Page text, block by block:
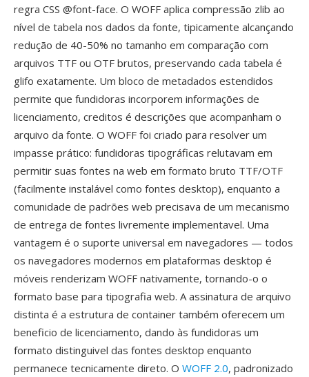
regra CSS @font-face. O WOFF aplica compressão zlib ao
nível de tabela nos dados da fonte, tipicamente alcançando
redução de 40-50% no tamanho em comparação com
arquivos TTF ou OTF brutos, preservando cada tabela é
glifo exatamente. Um bloco de metadados estendidos
permite que fundidoras incorporem informações de
licenciamento, creditos é descrições que acompanham o
arquivo da fonte. O WOFF foi criado para resolver um
impasse prático: fundidoras tipográficas relutavam em
permitir suas fontes na web em formato bruto TTF/OTF
(facilmente instalável como fontes desktop), enquanto a
comunidade de padrões web precisava de um mecanismo
de entrega de fontes livremente implementavel. Uma
vantagem é o suporte universal em navegadores — todos
os navegadores modernos em plataformas desktop é
móveis renderizam WOFF nativamente, tornando-o o
formato base para tipografia web. A assinatura de arquivo
distinta é a estrutura de container também oferecem um
beneficio de licenciamento, dando às fundidoras um
formato distinguivel das fontes desktop enquanto
permanece tecnicamente direto. O WOFF 2.0, padronizado